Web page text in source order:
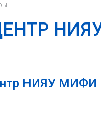
НИЯУ МИФИ